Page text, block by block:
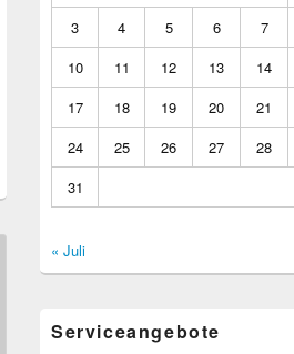
3
4 5 6 7
10
11 12 13 14
17
18 19 20 21
24
25 26 27 28
31
« Juli
Serviceangebote